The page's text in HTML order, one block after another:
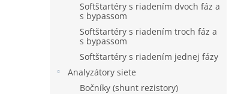
Softštartéry s riadením dvoch fáz a
s bypassom
Softštartéry s riadením troch fáz a
s bypassom
Softštartéry s riadením jednej fázy
Analyzátory siete
Bočníky (shunt rezistory)